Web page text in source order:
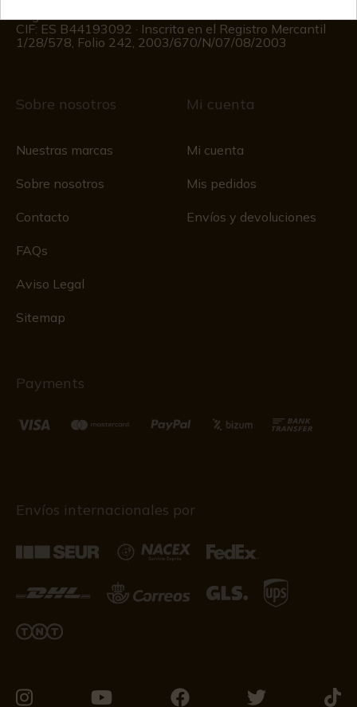
Registro Mercantil
CIF: ES B44193092 · Inscrita en el Registro Mercantil
1/28/578, Folio 242, 2003/670/N/07/08/2003
Sobre nosotros
Nuestras marcas
Sobre nosotros
Contacto
FAQs
Aviso Legal
Sitemap
Mi cuenta
Mi cuenta
Mis pedidos
Envíos y devoluciones
Payments
Envíos internacionales por